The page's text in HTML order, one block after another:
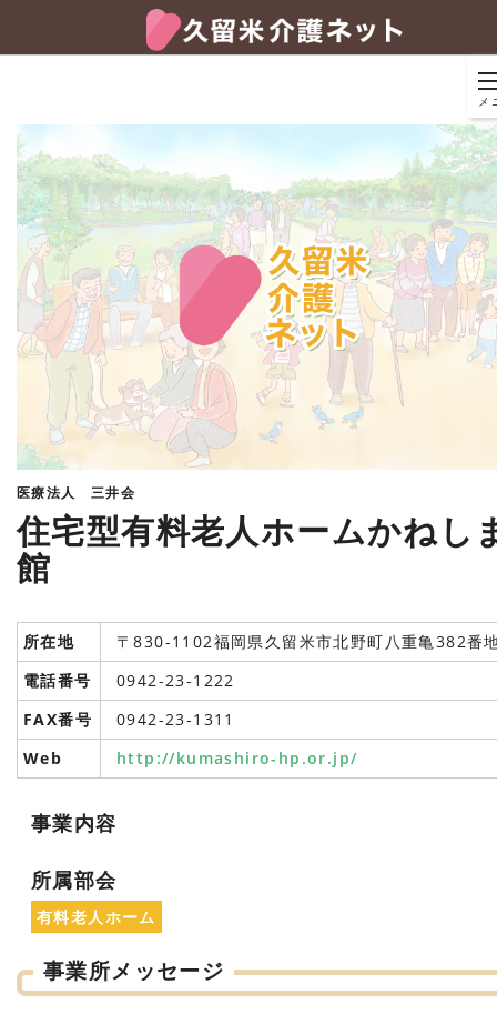
メ
医療法人 三井会
住宅型有料老人ホームかねし
館
所在地
〒830-1102福岡県久留米市北野町八重亀382番
電話番号
0942-23-1222
FAX番号
0942-23-1311
Web
http://kumashiro-hp.or.jp/
事業内容
所属部会
有料老人ホーム
事業所メッセージ